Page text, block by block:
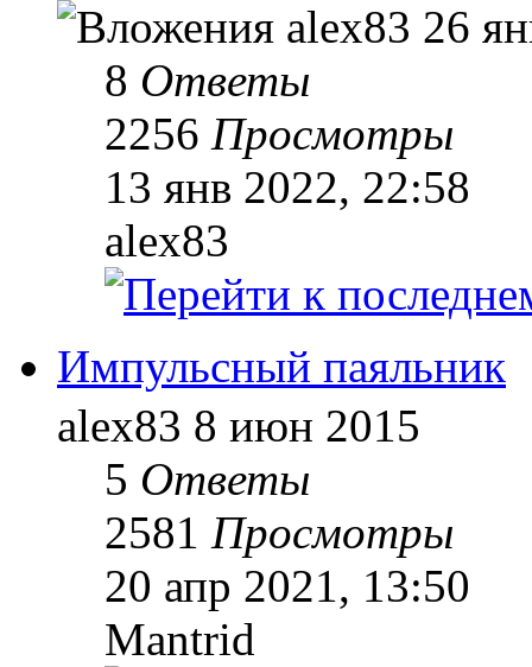
alex83 26
8 Ответы
2256 Просмотры
13 янв 2022, 22:58
alex83
Импульсный паяльник
alex83 8 июн 2015
5 Ответы
2581 Просмотры
20 апр 2021, 13:50
Mantrid